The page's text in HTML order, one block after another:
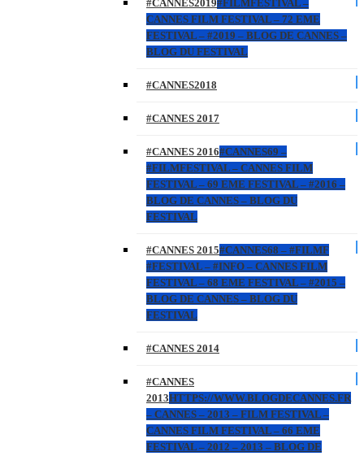
#CANNES2019#FILMFESTIVAL –
CANNES FILM FESTIVAL – 72 EME
FESTIVAL – #2019 – BLOG DE CANNES –
BLOG DU FESTIVAL
#CANNES2018
#CANNES 2017
#CANNES 2016#CANNES69 –
#FILMFESTIVAL – CANNES FILM
FESTIVAL – 69 EME FESTIVAL – #2016 –
BLOG DE CANNES – BLOG DU
FESTIVAL
#CANNES 2015#CANNES68 – #FILMF
#FESTIVAL – #INFO – CANNES FILM
FESTIVAL – 68 EME FESTIVAL – #2015 –
BLOG DE CANNES – BLOG DU
FESTIVAL
#CANNES 2014
#CANNES
2013HTTPS://WWW.BLOGDECANNES.FR
– CANNES – 2013 – FILM FESTIVAL –
CANNES FILM FESTIVAL – 66 EME
FESTIVAL – 2012 – 2013 – BLOG DE